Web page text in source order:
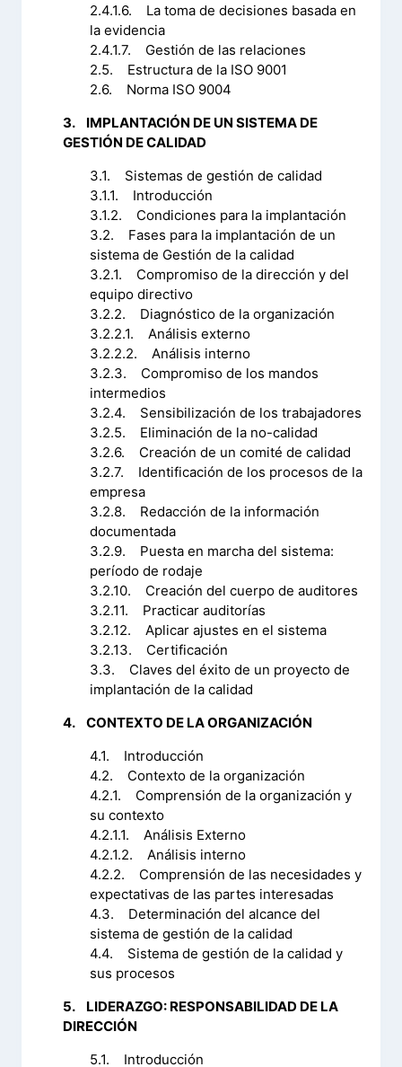
2.4.1.6. La toma de decisiones basada en
la evidencia
2.4.1.7. Gestión de las relaciones
2.5. Estructura de la ISO 9001
2.6. Norma ISO 9004
3. IMPLANTACIÓN DE UN SISTEMA DE
GESTIÓN DE CALIDAD
3.1. Sistemas de gestión de calidad
3.1.1. Introducción
3.1.2. Condiciones para la implantación
3.2. Fases para la implantación de un
sistema de Gestión de la calidad
3.2.1. Compromiso de la dirección y del
equipo directivo
3.2.2. Diagnóstico de la organización
3.2.2.1. Análisis externo
3.2.2.2. Análisis interno
3.2.3. Compromiso de los mandos
intermedios
3.2.4. Sensibilización de los trabajadores
3.2.5. Eliminación de la no-calidad
3.2.6. Creación de un comité de calidad
3.2.7. Identificación de los procesos de la
empresa
3.2.8. Redacción de la información
documentada
3.2.9. Puesta en marcha del sistema:
período de rodaje
3.2.10. Creación del cuerpo de auditores
3.2.11. Practicar auditorías
3.2.12. Aplicar ajustes en el sistema
3.2.13. Certificación
3.3. Claves del éxito de un proyecto de
implantación de la calidad
4. CONTEXTO DE LA ORGANIZACIÓN
4.1. Introducción
4.2. Contexto de la organización
4.2.1. Comprensión de la organización y
su contexto
4.2.1.1. Análisis Externo
4.2.1.2. Análisis interno
4.2.2. Comprensión de las necesidades y
expectativas de las partes interesadas
4.3. Determinación del alcance del
sistema de gestión de la calidad
4.4. Sistema de gestión de la calidad y
sus procesos
5. LIDERAZGO: RESPONSABILIDAD DE LA
DIRECCIÓN
5.1. Introducción